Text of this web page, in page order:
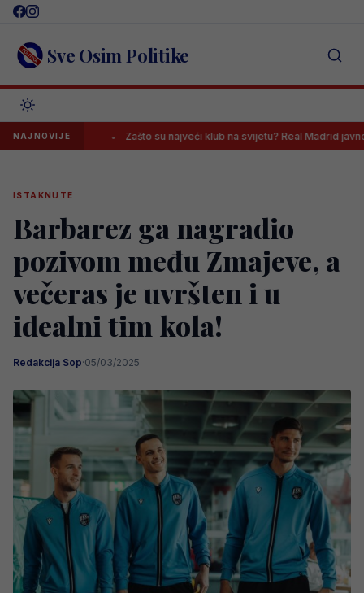
Skip
content Sve Osim Politike
NAJNOVIJEZašto su najveći klub na svijetu? Real Madrid javno poslao
ISTAKNUTE
Barbarez ga nagradio
pozivom među Zmajeve, a
večeras je uvršten i u
idealni tim kola!
Redakcija Sop·05/03/2025